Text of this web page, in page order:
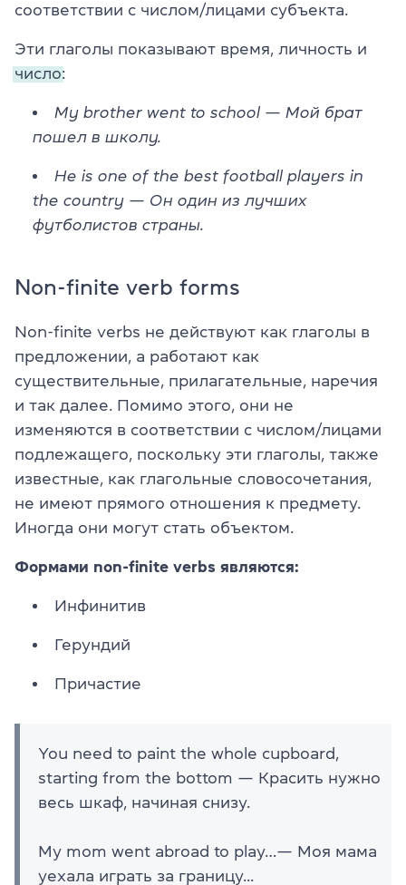
соответствии с числом/лицами субъекта.
Эти глаголы показывают время, личность и
число:
My brother went to school — Мой брат
пошел в школу.
He is one of the best football players in
the country — Он один из лучших
футболистов страны.
Non-finite verb forms
Non-finite verbs не действуют как глаголы в
предложении, а работают как
существительные, прилагательные, наречия
и так далее. Помимо этого, они не
изменяются в соответствии с числом/лицами
подлежащего, поскольку эти глаголы, также
известные, как глагольные словосочетания,
не имеют прямого отношения к предмету.
Иногда они могут стать объектом.
Формами non-finite verbs являются:
Инфинитив
Герундий
Причастие
You need to paint the whole cupboard,
starting from the bottom — Красить нужно
весь шкаф, начиная снизу.
My mom went abroad to play…— Моя мама
уехала играть за границу...